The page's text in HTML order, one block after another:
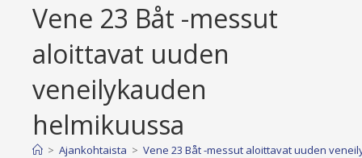
Vene 23 Båt -messut
aloittavat uuden
veneilykauden
helmikuussa
> Ajankohtaista > Vene 23 Båt -messut aloittavat uuden